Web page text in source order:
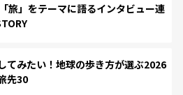
旅」をテーマに語るインタビュー連
てみたい！地球の歩き方が選ぶ2026
先30